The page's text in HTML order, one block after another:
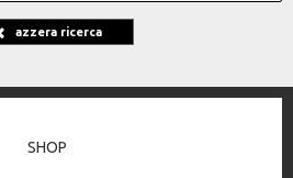
azzera ricerca
SHOP